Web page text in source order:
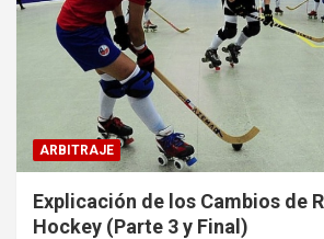
ARBITRAJE
Explicación de los Cambios de
Hockey (Parte 3 y Final)